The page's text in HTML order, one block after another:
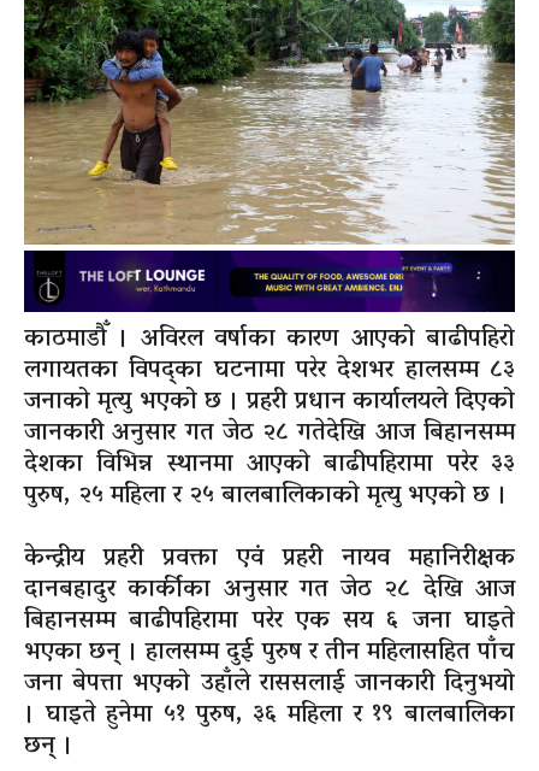
काठमाडौँ । अविरल वर्षाका कारण आएको बाढीपहिरो
लगायतका विपद्का घटनामा परेर देशभर हालसम्म ८३
जनाको मृत्यु भएको छ । प्रहरी प्रधान कार्यालयले दिएको
जानकारी अनुसार गत जेठ २८ गतेदेखि आज बिहानसम्म
देशका विभिन्न स्थानमा आएको बाढीपहिरामा परेर ३३
पुरुष, २५ महिला र २५ बालबालिकाको मृत्यु भएको छ ।
केन्द्रीय प्रहरी प्रवक्ता एवं प्रहरी नायव महानिरीक्षक
दानबहादुर कार्कीका अनुसार गत जेठ २८ देखि आज
बिहानसम्म बाढीपहिरामा परेर एक सय ६ जना घाइते
भएका छन् । हालसम्म दुई पुरुष र तीन महिलासहित पाँच
जना बेपत्ता भएको उहाँले राससलाई जानकारी दिनुभयो
। घाइते हुनेमा ५१ पुरुष, ३६ महिला र १९ बालबालिका
छन् ।